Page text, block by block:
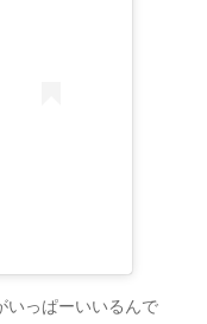
いっぱーいいるんで